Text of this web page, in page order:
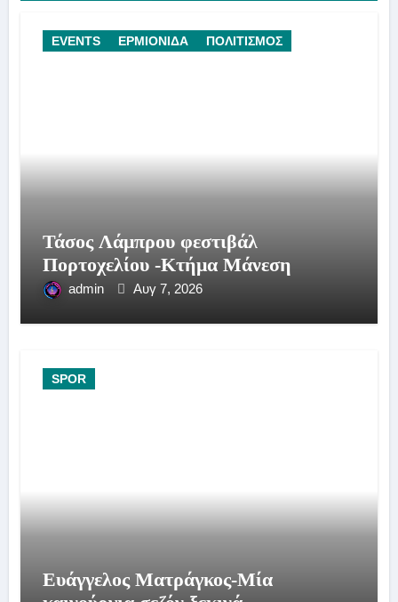
EVENTS ΕΡΜΙΟΝΙΔΑ ΠΟΛΙΤΙΣΜΟΣ
Τάσος Λάμπρου φεστιβάλ
Πορτοχελίου -Κτήμα Μάνεση
admin Αυγ 7, 2026
SPOR
Ευάγγελος Ματράγκος-Μία